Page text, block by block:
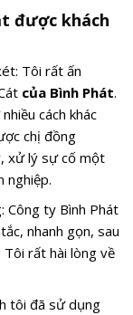
được khách
Tôi rất ấn
của Bình Phát.
cách khác
chị đồng
xử lý sự cố một
nghiệp.
Công ty Bình Phát
nhanh gọn, sau
Tôi rất hài lòng về
tôi đã sử dụng